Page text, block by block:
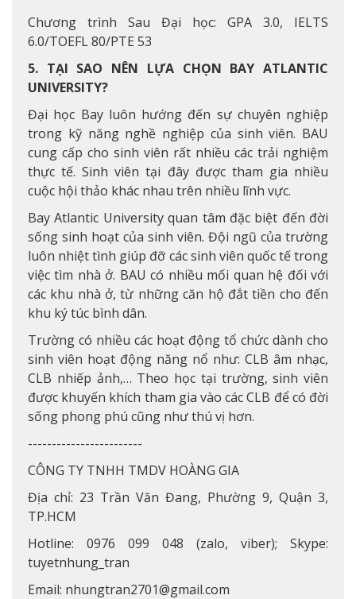
Chương trình Sau Đại học: GPA 3.0, IELTS
6.0/TOEFL 80/PTE 53
5. TẠI SAO NÊN LỰA CHỌN BAY ATLANTIC
UNIVERSITY?
Đại học Bay luôn hướng đến sự chuyên nghiệp
trong kỹ năng nghề nghiệp của sinh viên. BAU
cung cấp cho sinh viên rất nhiều các trải nghiệm
thực tế. Sinh viên tại đây được tham gia nhiều
cuộc hội thảo khác nhau trên nhiều lĩnh vực.
Bay Atlantic University quan tâm đặc biệt đến đời
sống sinh hoạt của sinh viên. Đội ngũ của trường
luôn nhiệt tình giúp đỡ các sinh viên quốc tế trong
việc tìm nhà ở. BAU có nhiều mối quan hệ đối với
các khu nhà ở, từ những căn hộ đắt tiền cho đến
khu ký túc bình dân.
Trường có nhiều các hoạt động tổ chức dành cho
sinh viên hoạt động năng nổ như: CLB âm nhạc,
CLB nhiếp ảnh,… Theo học tại trường, sinh viên
được khuyến khích tham gia vào các CLB để có đời
sống phong phú cũng như thú vị hơn.
------------------------
CÔNG TY TNHH TMDV HOÀNG GIA
Địa chỉ: 23 Trần Văn Đang, Phường 9, Quận 3,
TP.HCM
Hotline: 0976 099 048 (zalo, viber); Skype:
tuyetnhung_tran
Email: nhungtran2701@gmail.com